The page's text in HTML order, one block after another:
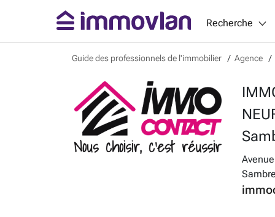
Recherche
Guide des professionnels de l'immobilier Agence
Sambre